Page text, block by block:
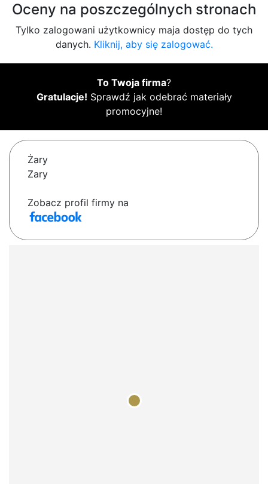
Oceny na poszczególnych stronach
Tylko zalogowani użytkownicy maja dostęp do tych
danych. Kliknij, aby się zalogować.
To Twoja firma?
Gratulacje! Sprawdź jak odebrać materiały
promocyjne!
Żary
Zary
Zobacz profil firmy na